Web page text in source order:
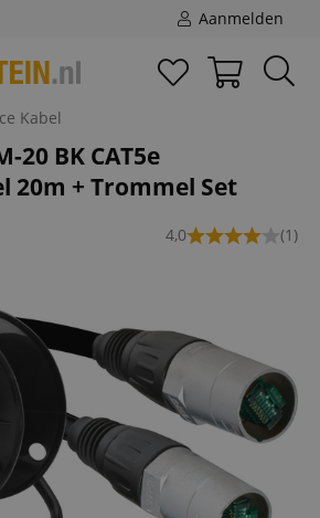
Aanmelden
Kabel
20 BK CAT5e
20m + Trommel Set
4,0 (1)